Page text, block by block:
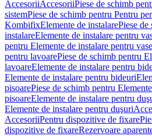
AccesoriiAccesoriiPiese de schimb
sistemPiese de schimb pentru Pentru
KombifixElemente de instalarePiese de
instalareElemente de instalare pentru
pentru Elemente de instalare pentru
pentru lavoarePiese de schimb pentru
lavoareElemente de instalare pentru
Elemente de instalare pentru bideuri
pisoarePiese de schimb pentru
pisoareElemente de instalare pentru
Elemente de instalare pentru duşuri
AccesoriiPentru dispozitive de fixare
dispozitive de fixareRezervoare